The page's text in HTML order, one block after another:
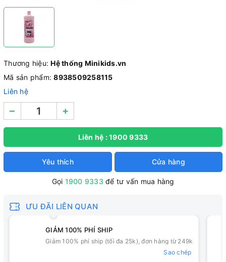
Thương hiệu:Hệ thống Minikids.vn
Mã sản phẩm:8938509258115
Liên hệ
– +
Liên hệ : 1900 9333
Yêu thích Cửa hàng
Gọi 1900 9333 để tư vấn mua hàng
ƯU ĐÃI LIÊN QUAN
GIẢM 100% PHÍ SHIP
Giảm 100% phí ship (tối đa 25k), đơn hàng từ 249k
Sao chép